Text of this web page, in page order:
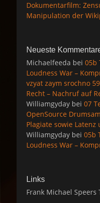
Dokumentarfilm:
Manipulation der
Neueste
Michaelfeeda bei 05b
Loudness War –
vzyat zaym srochno
Recht – Nachruf auf
Williamgyday bei 07
OpenSource
Plagiate sowie
Williamgyday bei 05b
Loudness War –
Links
Frank Michael Speers